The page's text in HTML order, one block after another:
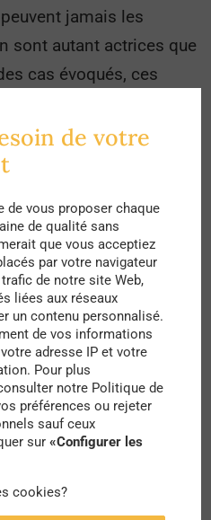
jamais les
sont autant actrices que
cas évoqués, ces
la pollution du grand
et à la
ayant impacté
dans leurs manières
en passant par les
Détroit provoquées par
multiculturalisme ou
des universités
ces événements sont
pour la
: c’est bien parce que
mouvement constant
de votre
de vous proposer chaque
de qualité sans
que vous acceptiez
par votre navigateur
de notre site Web,
liées aux réseaux
un contenu personnalisé.
de vos informations
adresse IP et votre
Pour plus
notre Politique de
préférences ou rejeter
sauf ceux
sur«Configurer les
cookies?